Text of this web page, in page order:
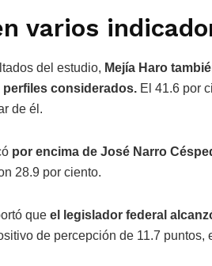
varios
del estudio, Mejía Haro
considerados. El 41.6 por
de él.
por encima de José Narro
28.9 por ciento.
que el legislador federal
de percepción de 11.7